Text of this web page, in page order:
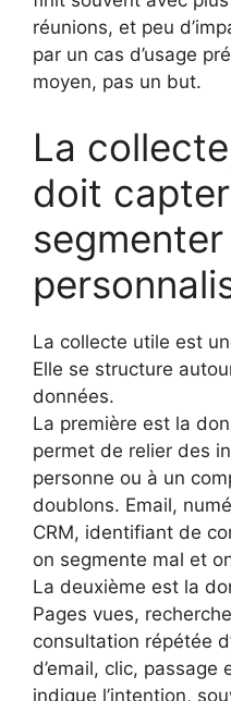
réunions, et peu
par un cas d’usage
moyen, pas un but.
La
doit
La collecte utile est
Elle se structure
données.
La première est la
permet de relier des
personne ou à un
doublons. Email,
CRM, identifiant de
on segmente mal et
La deuxième est la
Pages vues,
consultation répétée
d’email, clic, passage
indique l’intention,